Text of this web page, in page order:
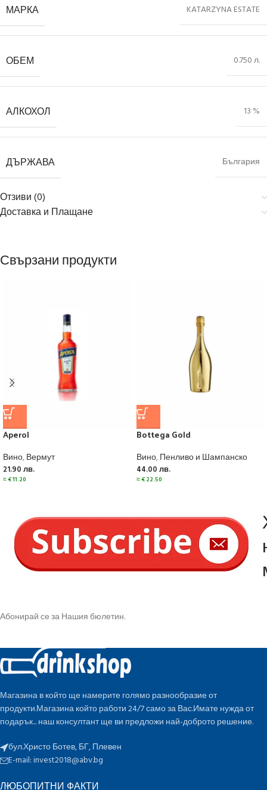
МАРКА KATARZYNA ESTATE
ОБЕМ 0.750 л.
АЛКОХОЛ 13 %
ДЪРЖАВА България
Отзиви (0)
Доставка и Плащане
Свързани продукти
Aperol
Вино,Вермут
21.90 лв.
≈€11.20
Bottega Gold
Вино,Пенливо и Шампанско
44.00 лв.
≈€22.50
Абонирай се за Нашия бюлетин.
Магазина в който ще намерите голямо разнообразие от
продукти.Магазина който работи 24/7 само за Вас.Имате нужда от
подарък... наш консултант ще ви предложи най-доброто решение.
бул.Христо Ботев, БГ, Плевен
E-mail:invest2018@abv.bg
ЛЮБОПИТНИ ФАКТИ